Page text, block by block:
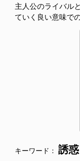
主人公のライバル
ていく良い意味で
キーワード： 誘惑